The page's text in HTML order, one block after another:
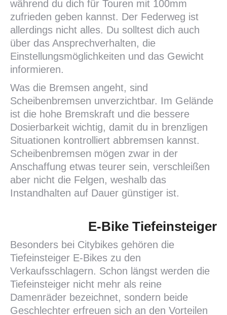
während du dich für Touren mit 100mm
zufrieden geben kannst. Der Federweg ist
allerdings nicht alles. Du solltest dich auch
über das Ansprechverhalten, die
Einstellungsmöglichkeiten und das Gewicht
informieren.
Was die Bremsen angeht, sind
Scheibenbremsen unverzichtbar. Im Gelände
ist die hohe Bremskraft und die bessere
Dosierbarkeit wichtig, damit du in brenzligen
Situationen kontrolliert abbremsen kannst.
Scheibenbremsen mögen zwar in der
Anschaffung etwas teurer sein, verschleißen
aber nicht die Felgen, weshalb das
Instandhalten auf Dauer günstiger ist.
E-Bike Tiefeinsteiger
Besonders bei Citybikes gehören die
Tiefeinsteiger E-Bikes zu den
Verkaufsschlagern. Schon längst werden die
Tiefeinsteiger nicht mehr als reine
Damenräder bezeichnet, sondern beide
Geschlechter erfreuen sich an den Vorteilen